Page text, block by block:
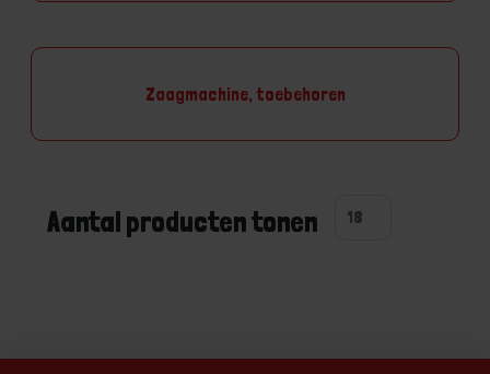
Zaagmachine, toebehoren
Aantal producten tonen